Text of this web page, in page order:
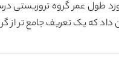
که یک تعریف جامع تر از